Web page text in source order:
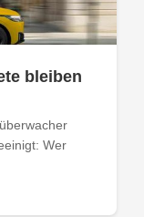
bleiben
Wer